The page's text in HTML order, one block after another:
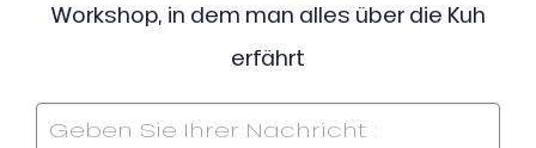
Workshop, in dem man alles über die Kuh
erfährt